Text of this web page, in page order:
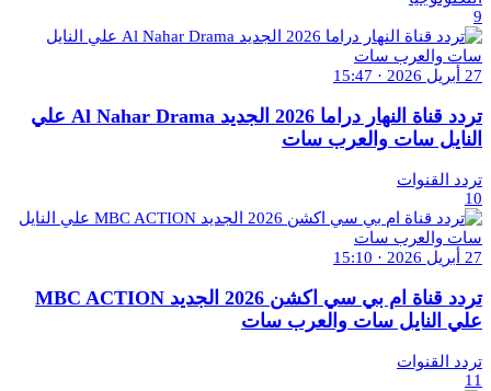
9
27 أبريل 2026 · 15:47
تردد قناة النهار دراما 2026 الجديد Al Nahar Drama علي
النايل سات والعرب سات
تردد القنوات
10
27 أبريل 2026 · 15:10
تردد قناة ام بي سي اكشن 2026 الجديد MBC ACTION
علي النايل سات والعرب سات
تردد القنوات
11